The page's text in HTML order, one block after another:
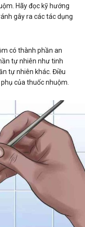
Hãy đọc kỹ hướng
gây ra các tác dụng
có thành phần an
tự nhiên như tinh
tự nhiên khác. Điều
của thuốc nhuộm.